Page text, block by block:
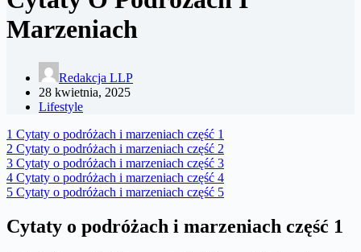
Marzeniach
Redakcja LLP
28 kwietnia, 2025
Lifestyle
1 Cytaty o podróżach i marzeniach część 1
2 Cytaty o podróżach i marzeniach część 2
3 Cytaty o podróżach i marzeniach część 3
4 Cytaty o podróżach i marzeniach część 4
5 Cytaty o podróżach i marzeniach część 5
Cytaty o podróżach i marzeniach część 1